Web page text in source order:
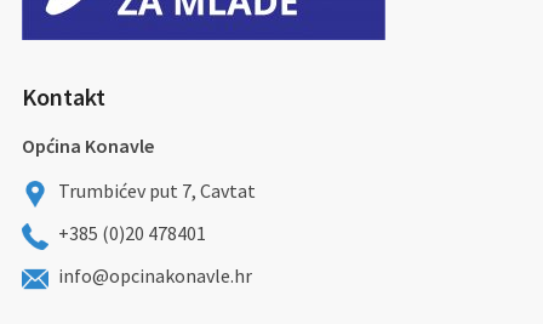
Kontakt
Općina Konavle
Trumbićev put 7, Cavtat
+385 (0)20 478401
info@opcinakonavle.hr